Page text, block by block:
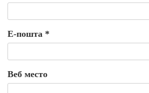
Е-пошта *
Веб место